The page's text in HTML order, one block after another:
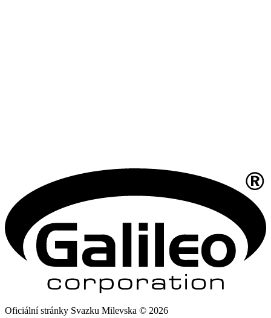
Oficiální stránky Svazku Milevska © 2026